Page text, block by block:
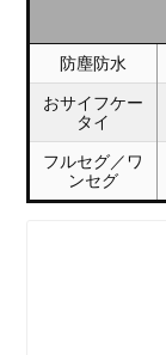
防塵防水
おサイフケー
タイ
フルセグ／ワ
ンセグ